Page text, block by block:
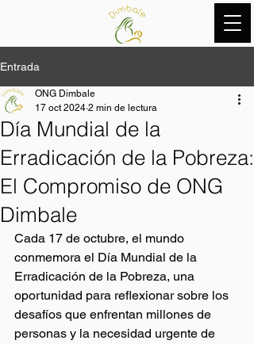
Entrada
Día Mundial de la
Erradicación de la Pobreza:
El Compromiso de ONG
Dimbale
ONG Dimbale
17 oct 2024 2 min de lectura
Cada 17 de octubre, el mundo
conmemora el Día Mundial de la
Erradicación de la Pobreza, una
oportunidad para reflexionar sobre los
desafíos que enfrentan millones de
personas y la necesidad urgente de